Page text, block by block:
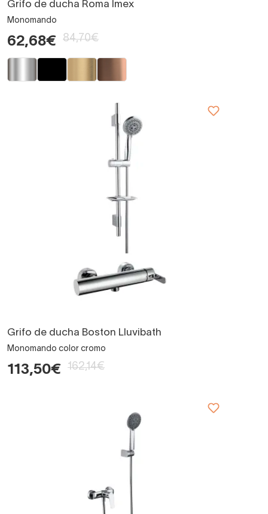
Grifo de ducha Roma Imex
Monomando
62,68€ 84,70€
Grifo de ducha Boston Lluvibath
Monomando color cromo
113,50€ 162,14€